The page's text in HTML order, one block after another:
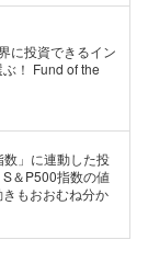
に投資できるイン
！ Fund of the
」に連動した投
＆P500指数の値
もおおむね分か